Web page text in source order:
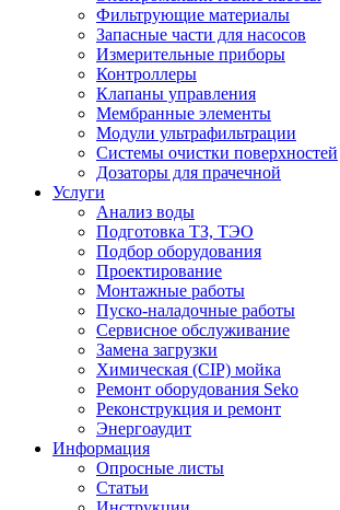
Фильтрующие материалы
Запасные части для насосов
Измерительные приборы
Контроллеры
Клапаны управления
Мембранные элементы
Модули ультрафильтрации
Системы очистки поверхностей
Дозаторы для прачечной
Услуги
Анализ воды
Подготовка ТЗ, ТЭО
Подбор оборудования
Проектирование
Монтажные работы
Пуско-наладочные работы
Сервисное обслуживание
Замена загрузки
Химическая (CIP) мойка
Ремонт оборудования Seko
Реконструкция и ремонт
Энергоаудит
Информация
Опросные листы
Статьи